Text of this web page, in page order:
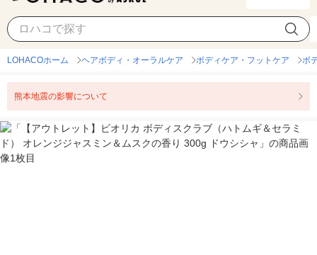
LOHACOホーム ヘアボディ・オーラルケア ボディケア・フットケア ボ
熊本地震の影響について